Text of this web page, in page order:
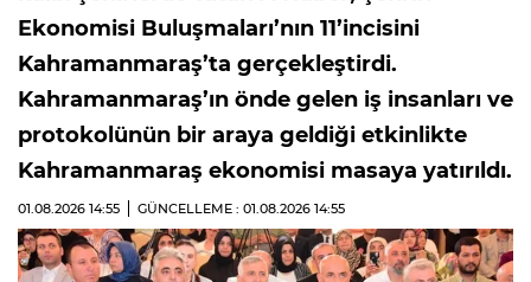
Ekonomisi Buluşmaları’nın 11’incisini
Kahramanmaraş’ta gerçekleştirdi.
Kahramanmaraş’ın önde gelen iş insanları ve
protokolünün bir araya geldiği etkinlikte
Kahramanmaraş ekonomisi masaya yatırıldı.
01.08.2026 14:55 GÜNCELLEME : 01.08.2026 14:55